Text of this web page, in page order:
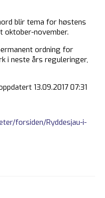
blir tema for høstens
oktober-november.
ordning for
i neste års reguleringer,
13.09.2017 07:31
forsiden/Ryddesjau-i-